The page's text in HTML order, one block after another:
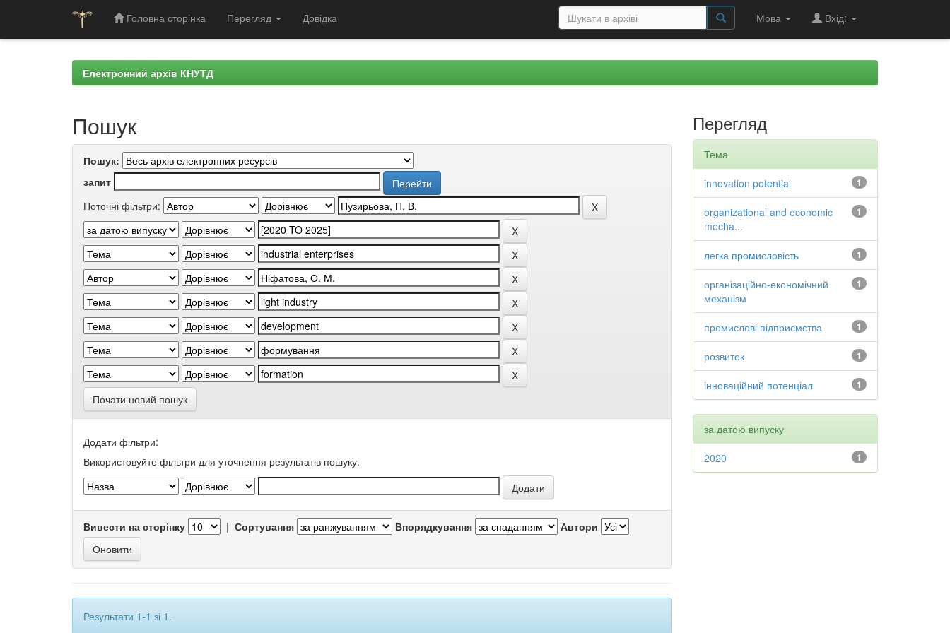
Головна сторінка Перегляд Довідка Мова Вхід:
Електронний архів КНУТД
Пошук
Пошук:
запит
Поточні фільтри:
Почати новий пошук
Додати фільтри:
Використовуйте фільтри для уточнення результатів пошуку.
Вивести на сторінку | Сортування Впорядкування Автори
Результати 1-1 зі 1.
Перегляд
Тема
1
innovation potential
1
organizational and economic
mecha...
1
легка промисловість
1
організаційно-економічний
механізм
1
промислові підприємства
1
розвиток
1
інноваційний потенціал
за датою випуску
1
2020